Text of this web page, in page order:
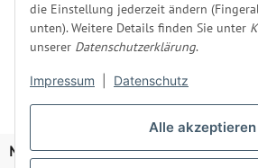
Alle akzeptieren
die Einstellung jederzeit ändern
unten). Weitere Details finden Sie unter
unserer Datenschutzerklärung.
Impressum Datenschutz
Lieferzeit:2 - 4 WerktageDE
39,90 €*
MEISEL & GERKEN